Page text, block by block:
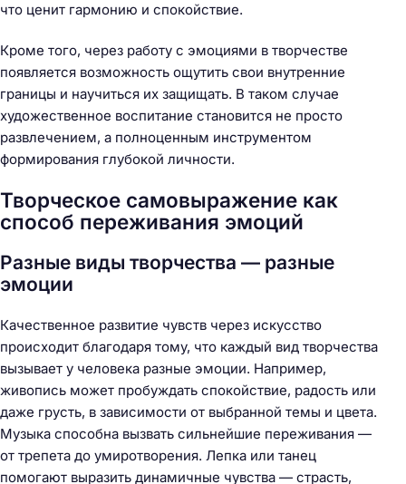
что ценит гармонию и спокойствие.
Кроме того, через работу с эмоциями в творчестве
появляется возможность ощутить свои внутренние
границы и научиться их защищать. В таком случае
художественное воспитание становится не просто
развлечением, а полноценным инструментом
формирования глубокой личности.
Творческое самовыражение как
способ переживания эмоций
Разные виды творчества — разные
эмоции
Качественное развитие чувств через искусство
происходит благодаря тому, что каждый вид творчества
вызывает у человека разные эмоции. Например,
живопись может пробуждать спокойствие, радость или
даже грусть, в зависимости от выбранной темы и цвета.
Музыка способна вызвать сильнейшие переживания —
от трепета до умиротворения. Лепка или танец
помогают выразить динамичные чувства — страсть,